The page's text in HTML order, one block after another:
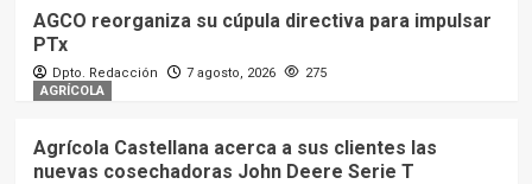
AGCO reorganiza su cúpula directiva para impulsar
PTx
Dpto. Redacción 7 agosto, 2026
275
AGRÍCOLA
Agrícola Castellana acerca a sus clientes las
nuevas cosechadoras John Deere Serie T